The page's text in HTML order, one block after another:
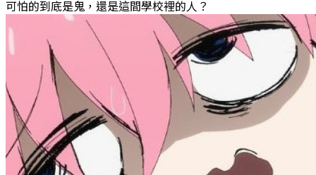
可怕的到底是鬼，還是這間學校裡的人？